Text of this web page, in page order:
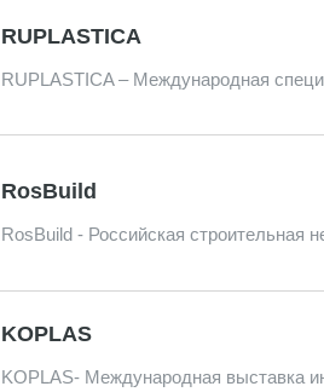
RUPLASTICA
RUPLASTICA – Международная
RosBuild
RosBuild - Российская строительная
KOPLAS
KOPLAS- Международная выставка